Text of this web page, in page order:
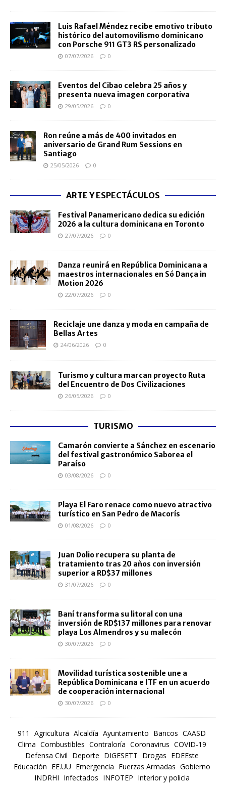
Luis Rafael Méndez recibe emotivo tributo
histórico del automovilismo dominicano
con Porsche 911 GT3 RS personalizado
07/07/2026 0
Eventos del Cibao celebra 25 años y
presenta nueva imagen corporativa
29/05/2026 0
Ron reúne a más de 400 invitados en
aniversario de Grand Rum Sessions en
Santiago
25/05/2026 0
ARTE Y ESPECTÁCULOS
Festival Panamericano dedica su edición
2026 a la cultura dominicana en Toronto
27/07/2026 0
Danza reunirá en República Dominicana a
maestros internacionales en Só Dança in
Motion 2026
22/07/2026 0
Reciclaje une danza y moda en campaña de
Bellas Artes
24/06/2026 0
Turismo y cultura marcan proyecto Ruta
del Encuentro de Dos Civilizaciones
26/05/2026 0
TURISMO
Camarón convierte a Sánchez en escenario
del festival gastronómico Saborea el
Paraíso
03/08/2026 0
Playa El Faro renace como nuevo atractivo
turístico en San Pedro de Macorís
01/08/2026 0
Juan Dolio recupera su planta de
tratamiento tras 20 años con inversión
superior a RD$37 millones
31/07/2026 0
Baní transforma su litoral con una
inversión de RD$137 millones para renovar
playa Los Almendros y su malecón
30/07/2026 0
Movilidad turística sostenible une a
República Dominicana e ITF en un acuerdo
de cooperación internacional
30/07/2026 0
911 Agricultura Alcaldía Ayuntamiento Bancos CAASD
Clima Combustibles Contraloría Coronavirus COVID-19
Defensa Civil Deporte DIGESETT Drogas EDEEste
Educación EE.UU Emergencia Fuerzas Armadas Gobierno
INDRHI Infectados INFOTEP Interior y policia